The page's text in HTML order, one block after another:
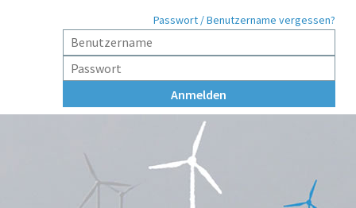
Passwort / Benutzername vergessen?